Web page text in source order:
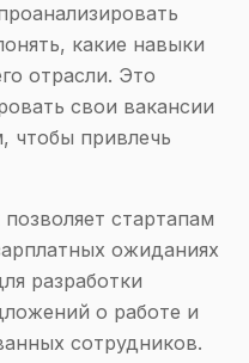
какие навыки
отрасли. Это
свои вакансии
чтобы привлечь
стартапам
ожиданиях
разработки
о работе и
сотрудников.